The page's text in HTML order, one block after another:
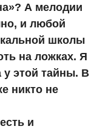
А мелодии
и любой
школы
на ложках. Я
у этой тайны. В
никто не
и